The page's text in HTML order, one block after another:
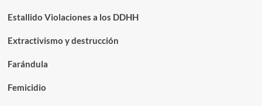
Estallido Violaciones a los DDHH
Extractivismo y destrucción
Farándula
Femicidio